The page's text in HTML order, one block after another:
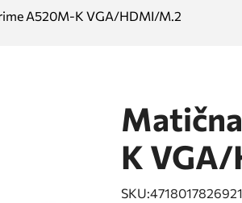
A520M-K VGA/HDMI/M.2
K
SKU:4718017826921